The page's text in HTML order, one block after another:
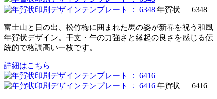
年賀状 ： 6348
富士山と日の出、松竹梅に囲まれた馬の姿が新春を祝う和風
年賀状デザイン。干支・午の力強さと縁起の良さを感じる伝
統的で格調高い一枚です。
詳細はこちら
年賀状 ： 6416